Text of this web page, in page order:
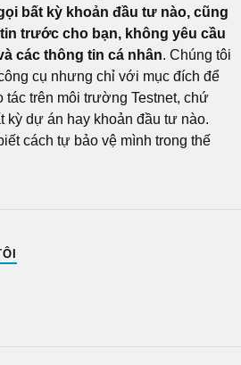
bất kỳ khoản đầu tư nào, cũng
trước cho bạn, không yêu cầu
các thông tin cá nhân. Chúng tôi
cụ nhưng chỉ với mục đích để
tác trên môi trường Testnet, chứ
kỳ dự án hay khoản đầu tư nào.
cách tự bảo vệ mình trong thế